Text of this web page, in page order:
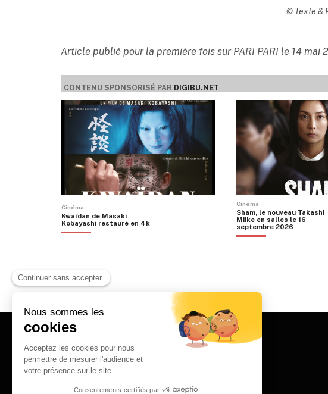
© Texte &
Article publié pour la première fois sur PARI PARI le 14 mai
CONTENU SPONSORISÉ PAR DIGIBU.NET
Cinéma
Kwaïdan de Masaki
Kobayashi restauré en 4k
Cinéma
Sham, le nouveau Takashi
Miike en salles le 16
septembre 2026